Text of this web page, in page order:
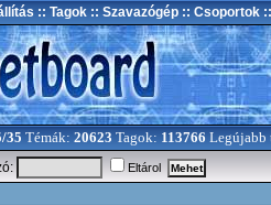
:: Tagok :: Szavazógép :: Csoportok
35 Témák: 20623 Tagok: 113766 Legújabb
Eltárol